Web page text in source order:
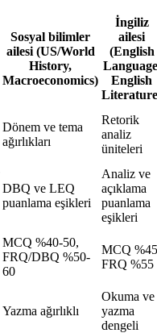
Sosyal bilimler
ailesi (US/World
History,
Macroeconomics)
İngiliz
ailesi
(English
English
Dönem ve tema
ağırlıkları
Retorik
analiz
üniteleri
DBQ ve LEQ
puanlama eşikleri
Analiz ve
açıklama
puanlama
eşikleri
MCQ %40-50,
FRQ/DBQ %50-
60
MCQ
FRQ %55
Yazma ağırlıklı
Okuma ve
yazma
dengeli